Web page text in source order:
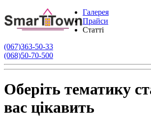
Галерея
Прайси
Статті
(067)363-50-33
(068)50-70-500
Оберіть тематику
вас цікавить